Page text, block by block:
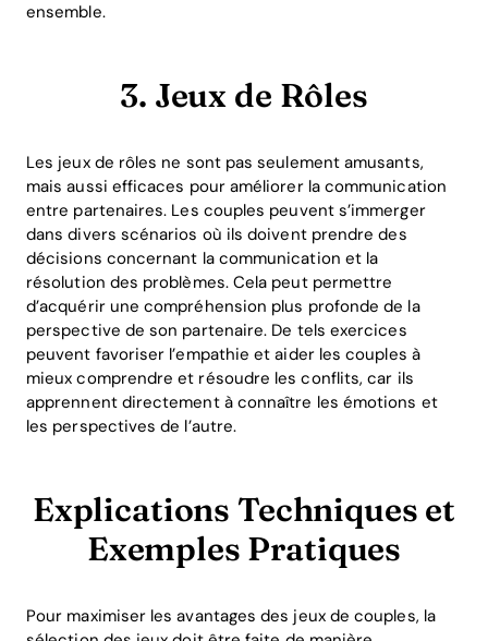
ensemble.
3. Jeux de Rôles
Les jeux de rôles ne sont pas seulement amusants,
mais aussi efficaces pour améliorer la communication
entre partenaires. Les couples peuvent s’immerger
dans divers scénarios où ils doivent prendre des
décisions concernant la communication et la
résolution des problèmes. Cela peut permettre
d’acquérir une compréhension plus profonde de la
perspective de son partenaire. De tels exercices
peuvent favoriser l’empathie et aider les couples à
mieux comprendre et résoudre les conflits, car ils
apprennent directement à connaître les émotions et
les perspectives de l’autre.
Explications Techniques et
Exemples Pratiques
Pour maximiser les avantages des jeux de couples, la